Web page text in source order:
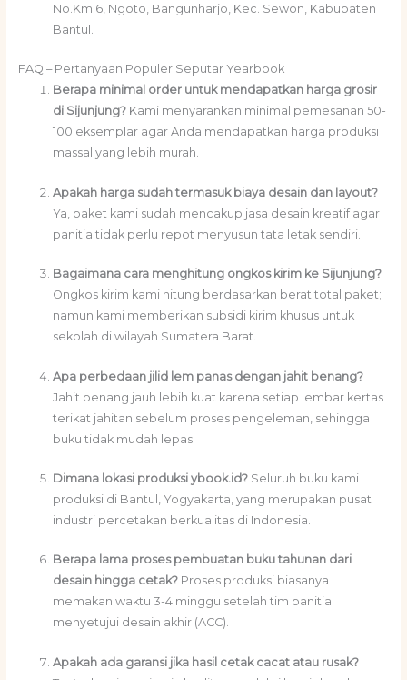
No.Km 6, Ngoto, Bangunharjo, Kec. Sewon, Kabupaten
Bantul.
FAQ – Pertanyaan Populer Seputar Yearbook
Berapa minimal order untuk mendapatkan harga grosir
di Sijunjung?Kami menyarankan minimal pemesanan 50-
100 eksemplar agar Anda mendapatkan harga produksi
massal yang lebih murah.
Apakah harga sudah termasuk biaya desain dan layout?
Ya, paket kami sudah mencakup jasa desain kreatif agar
panitia tidak perlu repot menyusun tata letak sendiri.
Bagaimana cara menghitung ongkos kirim ke Sijunjung?
Ongkos kirim kami hitung berdasarkan berat total paket;
namun kami memberikan subsidi kirim khusus untuk
sekolah di wilayah Sumatera Barat.
Apa perbedaan jilid lem panas dengan jahit benang?
Jahit benang jauh lebih kuat karena setiap lembar kertas
terikat jahitan sebelum proses pengeleman, sehingga
buku tidak mudah lepas.
Dimana lokasi produksi ybook.id?Seluruh buku kami
produksi di Bantul, Yogyakarta, yang merupakan pusat
industri percetakan berkualitas di Indonesia.
Berapa lama proses pembuatan buku tahunan dari
desain hingga cetak?Proses produksi biasanya
memakan waktu 3-4 minggu setelah tim panitia
menyetujui desain akhir (ACC).
Apakah ada garansi jika hasil cetak cacat atau rusak?